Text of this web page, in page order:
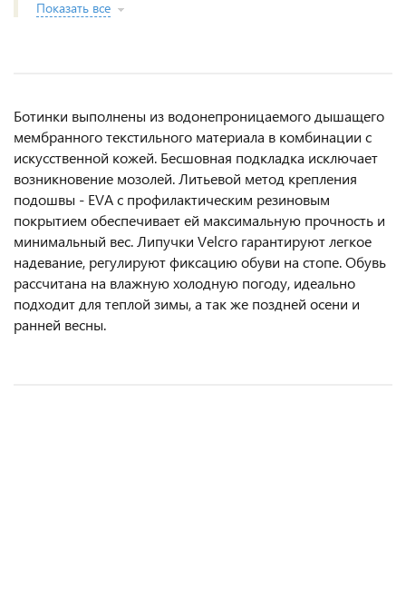
Показать все
Ботинки выполнены из водонепроницаемого дышащего
мембранного текстильного материала в комбинации с
искусственной кожей. Бесшовная подкладка исключает
возникновение мозолей. Литьевой метод крепления
подошвы - EVA с профилактическим резиновым
покрытием обеспечивает ей максимальную прочность и
минимальный вес. Липучки Velcro гарантируют легкое
надевание, регулируют фиксацию обуви на стопе. Обувь
рассчитана на влажную холодную погоду, идеально
подходит для теплой зимы, а так же поздней осени и
ранней весны.